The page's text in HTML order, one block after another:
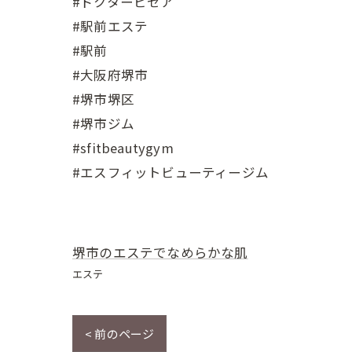
#駅前エステ
#駅前
#大阪府堺市
#堺市堺区
#堺市ジム
#sfitbeautygym
#エスフィットビューティージム
堺市のエステでなめらかな肌
エステ
< 前のページ